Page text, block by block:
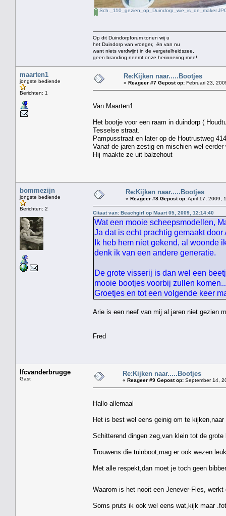
Op dit Duindorpforum tonen wij u
het Duindorp van vroeger, én van nu
want niets verdwijnt in de vergetelheidszee,
geen branding neemt onze herinnering mee!
maarten1
jongste bediende
Berichten: 1
Re:Kijken naar.....Bootjes
« Reageer #7 Gepost op: Februari 23,
Van Maarten1
Het bootje voor een raam in duindorp (
Tesselse straat. Hij
Pampusstraat en later op de Houtrustweg 414
Vanaf de jaren zestig en mischien wel
Hij maakte ze uit balzehout
bommezijn
jongste bediende
Berichten: 2
Re:Kijken naar.....Bootjes
« Reageer #8 Gepost op:April 17, 2009,
Citaat van: Beachgirl op Maart 05, 2009, 12:14:40
Wat een mooie scheepsmodellen,
Ja dat is echt prachtig gemaakt door
Ik heb hem niet gekend, al woonde
denk ik van een andere generatie.
De grote visserij is dan wel een
mooie bootjes voorbij zullen
Groetjes en tot een volgende keer
Arie is een neef van mij al jaren niet gezien
Fred
lfcvanderbrugge
Gast
Re:Kijken naar.....Bootjes
« Reageer #9 Gepost op: September 14,
Hallo allemaal
Het is best wel eens geinig om te
Schitterend dingen zeg,van klein tot de
Trouwens die tuinboot,mag er ook
Met alle respekt,dan moet je toch geen
Waarom is het nooit een Jenever-Fles,
Soms pruts ik ook wel eens wat,kijk maar